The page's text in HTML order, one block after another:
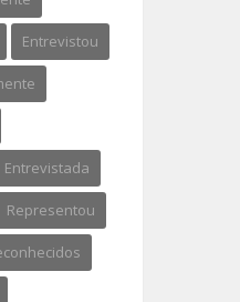
Entrevistou
Entrevistada
Representou